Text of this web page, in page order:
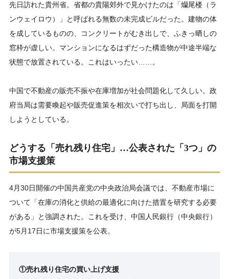
先日訪れた貴州省。省都の貴陽郊外で見かけたのは「爤尾楼（ラ
ンウェイロウ）」と呼ばれる無数の未完成ビルだった。建物の体
を成しているものの、コンクリートがむき出しで、ふきっ晒しの
窓枠が虚しい。マンションになるはずだった構造物が中途半端な
状態で放置されている。これはいったい……。
中国で不動産の販売不振や在庫増加が社会問題化して久しい。政
府当局は需要喚起や販売促進策を相次いで打ち出し、局面を打開
しようとしている。
どうする「売れ残り住宅」…公表された「3つ」の
市場支援策
4月30日開催の中国共産党の中央政治局会議では、不動産市場に
ついて「在庫の消化と供給の最適化に向けた措置を研究する必要
がある」と強調された。これを受け、中国人民銀行（中央銀行）
が5月17日に市場支援策を公表。
①売れ残り住宅の買い上げ支援